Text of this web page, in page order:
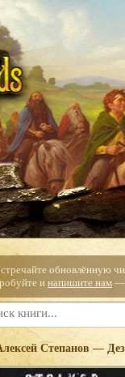
обновлённую
и напишите нам —
Степанов —